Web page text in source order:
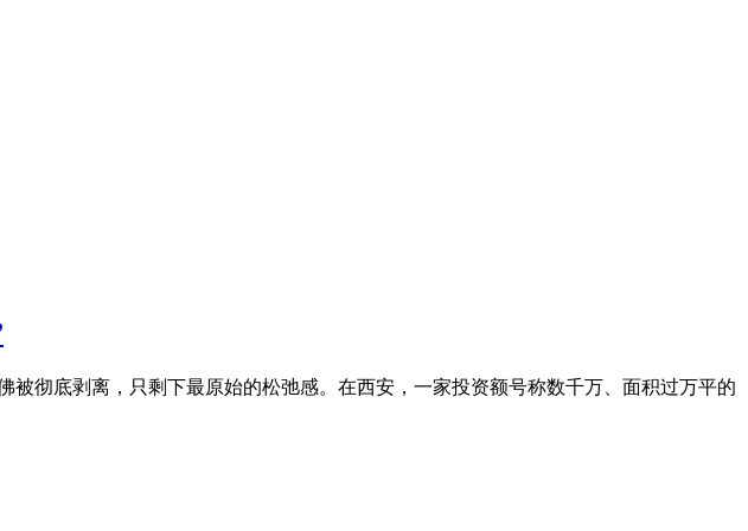
彻底剥离，只剩下最原始的松弛感。在西安，一家投资额号称数千万、面积过万平的